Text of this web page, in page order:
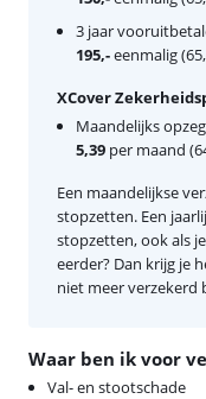
Waar ben ik voor
Val- en stootschade
3 jaar
195,-eenmalig
XCover
Maandelijks
5,39 per maand
Een maandelijkse
stopzetten. Een
stopzetten, ook als
eerder? Dan krijg je
niet meer verzekerd